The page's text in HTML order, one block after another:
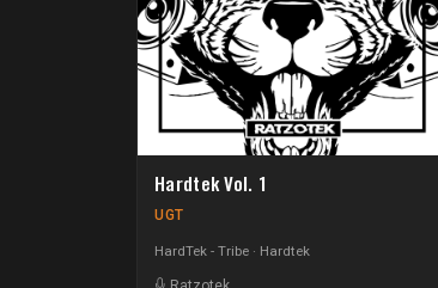
Hardtek Vol. 1
UGT
HardTek - Tribe Hardtek